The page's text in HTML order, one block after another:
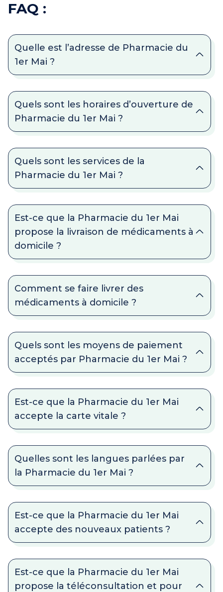
FAQ :
Quelle est l’adresse de Pharmacie du
1er Mai ?
Quels sont les horaires d’ouverture de
Pharmacie du 1er Mai ?
Quels sont les services de la
Pharmacie du 1er Mai ?
Est-ce que la Pharmacie du 1er Mai
propose la livraison de médicaments à
domicile ?
Comment se faire livrer des
médicaments à domicile ?
Quels sont les moyens de paiement
acceptés par Pharmacie du 1er Mai ?
Est-ce que la Pharmacie du 1er Mai
accepte la carte vitale ?
Quelles sont les langues parlées par
la Pharmacie du 1er Mai ?
Est-ce que la Pharmacie du 1er Mai
accepte des nouveaux patients ?
Est-ce que la Pharmacie du 1er Mai
propose la téléconsultation et pour